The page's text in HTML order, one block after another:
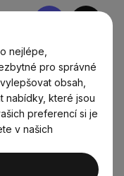
nejlépe,
pro správné
obsah,
nabídky, které jsou
preferencí si je
v našich
Nákupní
BIO složení,
doplnění